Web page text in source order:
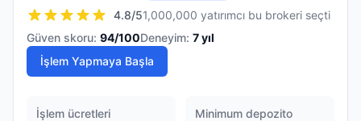
4.8/51,000,000 yatırımcı bu brokeri seçti
Güven skoru: 94/100Deneyim: 7yıl
İşlem Yapmaya Başla
İşlem ücretleri
Minimum depozito